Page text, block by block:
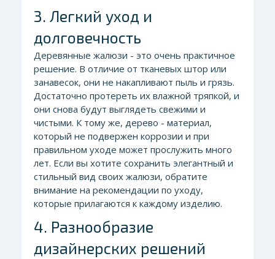
3. Легкий уход и
долговечность
Деревянные жалюзи - это очень практичное
решение. В отличие от тканевых штор или
занавесок, они не накапливают пыль и грязь.
Достаточно протереть их влажной тряпкой, и
они снова будут выглядеть свежими и
чистыми. К тому же, дерево - материал,
который не подвержен коррозии и при
правильном уходе может прослужить много
лет. Если вы хотите сохранить элегантный и
стильный вид своих жалюзи, обратите
внимание на рекомендации по уходу,
которые прилагаются к каждому изделию.
4. Разнообразие
дизайнерских решений